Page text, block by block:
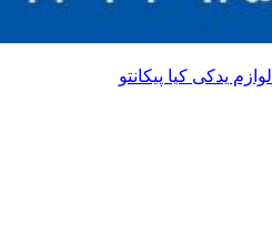
لوازم یدکی کیا پیکانتو